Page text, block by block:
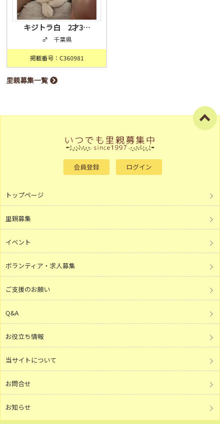
キジトラ白 2才3…
♂ 千葉県
掲載番号：C360981
里親募集一覧
会員登録 ログイン
トップページ
里親募集
イベント
ボランティア・求人募集
ご支援のお願い
Q&A
お役立ち情報
当サイトについて
お問合せ
お知らせ